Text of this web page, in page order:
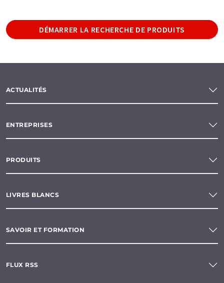
DÉMARRER LA RECHERCHE DE PRODUITS
ACTUALITÉS
ENTREPRISES
PRODUITS
LIVRES BLANCS
SAVOIR ET FORMATION
FLUX RSS